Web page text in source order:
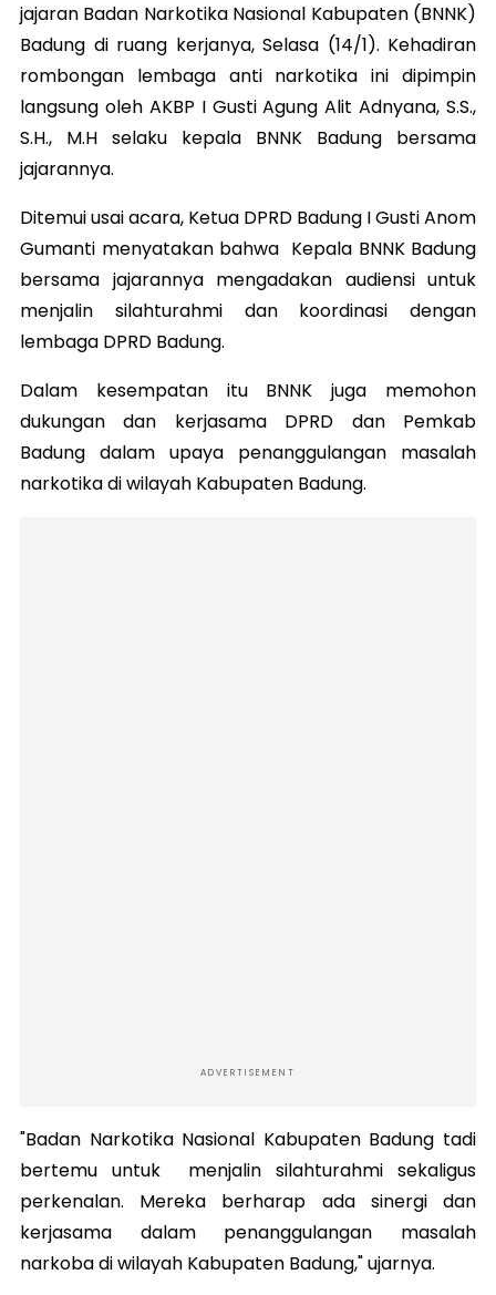
jajaran Badan Narkotika Nasional Kabupaten (BNNK)
Badung di ruang kerjanya, Selasa (14/1). Kehadiran
rombongan lembaga anti narkotika ini dipimpin
langsung oleh AKBP I Gusti Agung Alit Adnyana, S.S.,
S.H., M.H selaku kepala BNNK Badung bersama
jajarannya.
Ditemui usai acara, Ketua DPRD Badung I Gusti Anom
Gumanti menyatakan bahwa Kepala BNNK Badung
bersama jajarannya mengadakan audiensi untuk
menjalin silahturahmi dan koordinasi dengan
lembaga DPRD Badung.
Dalam kesempatan itu BNNK juga memohon
dukungan dan kerjasama DPRD dan Pemkab
Badung dalam upaya penanggulangan masalah
narkotika di wilayah Kabupaten Badung.
ADVERTISEMENT
"Badan Narkotika Nasional Kabupaten Badung tadi
bertemu untuk menjalin silahturahmi sekaligus
perkenalan. Mereka berharap ada sinergi dan
kerjasama dalam penanggulangan masalah
narkoba di wilayah Kabupaten Badung," ujarnya.